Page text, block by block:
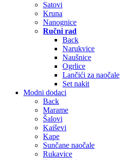
Satovi
Kruna
Nanognice
Ručni rad
Back
Narukvice
Naušnice
Ogrlice
Lančići za naočale
Set nakit
Modni dodaci
Back
Marame
Šalovi
Kaiševi
Kape
Sunčane naočale
Rukavice